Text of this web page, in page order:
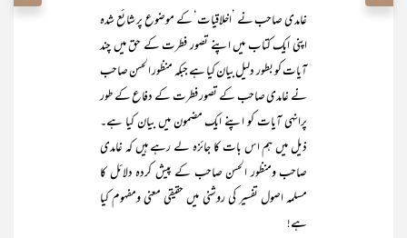
غامدی صاحب نے ’اخلاقیات‘ کے موضوع پر شائع شدہ
اپنی ایک کتاب میں اپنے تصور فطرت کے حق میں چند
آیات کو بطور دلیل بیان کیا ہے جبکہ منظور الحسن صاحب
نے غامدی صاحب کے تصور فطرت کے دفاع کے طور
پرانہی آیات کو اپنے ایک مضمون میں بیان کیا ہے۔
ذیل میں ہم اس بات کا جائزہ لے رہے ہیں کہ غامدی
صاحب ومنظور الحسن صاحب کے پیش کردہ دلائل کا
مسلمہ اصول تفسیر کی روشنی میں حقیقی معنی ومفہوم کیا
ہے!